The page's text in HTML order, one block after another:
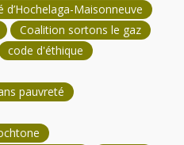
Maisonneuve
Coalition sortons le gaz
code d'éthique
pauvreté